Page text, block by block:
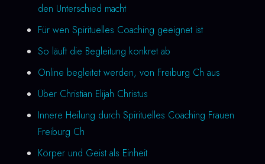
den Unterschied macht
Für wen Spirituelles Coaching geeignet ist
So läuft die Begleitung konkret ab
Online begleitet werden, von Freiburg Ch aus
Über Christian Elijah Christus
Innere Heilung durch Spirituelles Coaching Frauen
Freiburg Ch
Körper und Geist als Einheit